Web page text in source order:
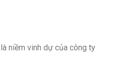
niềm vinh dự của công ty